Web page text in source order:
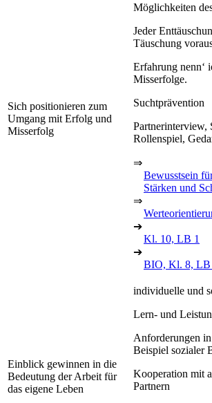
Sich positionieren zum
Umgang mit Erfolg und
Misserfolg
Möglichkeiten
Jeder
Täuschung
Erfahrung nenn‘
Misserfolge.
Suchtprävention
Partnerinterview,
Rollenspiel,
⇒
Bewusstsein
Stärken und
⇒
➔
Kl. 10, LB 1
➔
BIO, Kl. 8, LB
Einblick gewinnen in die
Bedeutung der Arbeit für
das eigene Leben
individuelle und
Lern- und
Anforderungen
Beispiel sozialer
Kooperation mit
Partnern